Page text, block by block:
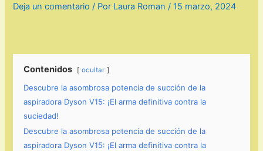
Deja un comentario / Por Laura Roman /15 marzo, 2024
Contenidos ocultar
Descubre la asombrosa potencia de succión de la
aspiradora Dyson V15: ¡El arma definitiva contra la
suciedad!
Descubre la asombrosa potencia de succión de la
aspiradora Dyson V15: ¡El arma definitiva contra la